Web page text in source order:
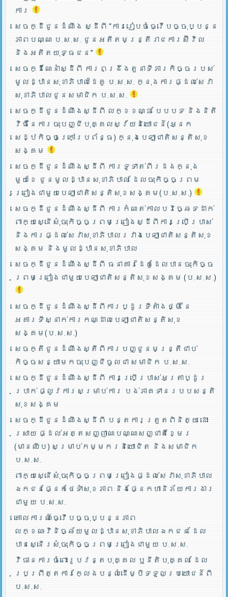
ការ
សេចក្ដីជូនដំណឹង ស្ដីពី “ការរៀបចំធ្វើបច្ចុប្បន្ន
ភាពបណ្ណ ប.ស.ស. ជូនអតីតមន្ត្រីរាជការស៊ីវិល
និងអតីតយុទ្ធជន”
សេចក្ដីណែនាំស្ដីពី ការពង្រឹងតួនាទីភារកិច្ចរបស់
មូលដ្ឋានសុខាភិបាលដៃគូ ប.­ស.ស. ក្នុងការផ្ដល់សេវា
សុខាភិបាលជូនសមាជិក ប.ស.ស.
សេចក្ដីជូនដំណឹងស្ដីពី លក្ខខណ្ឌ បែបបទ និងនិតី
វិធីនៃការចុះបញ្ជីបុគ្គលស្វ័យនិយោជន៍(អ្នក
សេដ្ឋកិច្ចក្រៅប្រព័ន្ធ) ក្នុងបេឡាជាតិសន្តិសុខ
សង្គម
សេចក្ដីជូនដំណឹងស្ដីពី ការទូទាត់ពីរដងក្នុង
មួយខែ ជូនមូលដ្ឋានសុខាភិបាល ដែលចុះកិច្ចព្រម
ព្រៀងជាមួយបេឡាជាតិសន្តិសុខសង្គម(ប.ស.ស.)
សេចក្ដីជូនដំណឹងស្ដីពី ការកំណត់កាលបរិច្ឆេទដាក់
ពាក្យស្នើសុំចុះកិច្ចព្រមព្រៀងស្ដីពីការប្រើប្រាស់
និងការផ្ដល់សេវាសុខាភិបាលរវាងបេឡាជាតិសន្តិសុខ
សង្គម និងមូលដ្ឋានសុខាភិបាល
សេចក្ដីជូនដំណឹងស្ដីពី ធនាគារដៃគូដែលបានចុះកិច្ច
ព្រមព្រៀងជាមួយបេឡាជាតិសន្តិសុខសង្គម (ប.ស.ស.)
សេចក្ដីជូនដំណឹងស្ដីពីការប្ដូរទីតាំងថ្មី នៃ
អគារទីស្នាក់ការកណ្ដាលបេឡាជាតិសន្តិសុខ
សង្គម(ប.ស.ស.)
សេចក្តីជូនដំណឹងស្តីពីការបញ្ជូនមន្រ្តីជាប់
កិច្ចសន្យាមកចុះបញ្ជីចូលជា សមាជិក ប.ស.ស.
សេចក្ដីជូនដំណឹងស្ដីពី ការប្រើប្រាស់អត្រាប្ដូរ
ប្រាក់ ផ្លូវការសម្រាប់ការ បង់ភាគទានរបបសន្តិ
សុខសង្គម
សេចក្ដីជូនដំណឹងស្ដីពី បន្តការត្រួតពិនិត្យ ដោះ
ស្រាយ ផ្ដល់អត្តសញ្ញាណបណ្ណសញ្ជាតិខ្មែរ
(មានឈីប) សម្រាប់កម្មករនិយោជិត និងសមាជិក
ប.ស.ស.
ពាក្យស្នើសុំចុះកិច្ចព្រមព្រៀងផ្ដល់សេវាសុខាភិបាល
ឯកជនផ្នែកថែទាំសុខភាព និងផ្នែកហានិភ័យការងារ
ជាមួយ ប.ស.ស.
គោលការណ៍ធ្វើបច្ចុប្បន្នភាព
លក្ខណៈវិនិច្ឆ័យមួលដ្ឋានសុខាភិបាលឯកជន ដែល
បានស្នើរសុំចុះកិច្ចព្រមព្រៀងជាមួយ ប.ស.ស.
វិធានការចំពោះរូបវន្តបុគ្គល ឫនីតិបុគ្គល ដែល
ប្រព្រឹត្តការក្លែងបន្លំដើម្បីទទួលប្រយោជន៍ពី
ប.ស.ស.